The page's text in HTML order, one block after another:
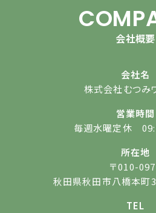
会社概要
会社名
株式会社むつみ
営業時間
毎週水曜定休
所在地
〒010-
秋田県秋田市八橋本町
TEL